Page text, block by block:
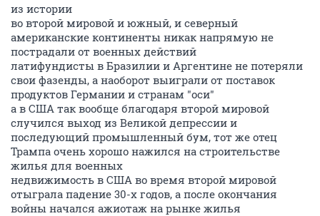
из истории
во второй мировой и южный, и северный
американские континенты никак напрямую не
пострадали от военных действий
латифундисты в Бразилии и Аргентине не потеряли
свои фазенды, а наоборот выиграли от поставок
продуктов Германии и странам "оси"
а в США так вообще благодаря второй мировой
случился выход из Великой депрессии и
последующий промышленный бум, тот же отец
Трампа очень хорошо нажился на строительстве
жилья для военных
недвижимость в США во время второй мировой
отыграла падение 30-х годов, а после окончания
войны начался ажиотаж на рынке жилья